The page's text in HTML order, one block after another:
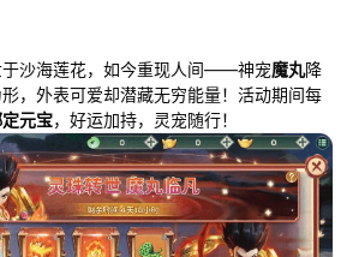
于沙海莲花，如今重现人间——神宠魔丸降
，外表可爱却潜藏无穷能量！活动期间每
元宝，好运加持，灵宠随行！